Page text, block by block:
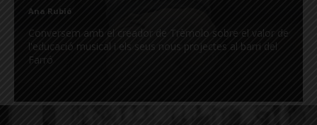
Ana Rubió
Conversem amb el creador de Trèmolo sobre el valor de
l'educació musical i els seus nous projectes al barri del
Farró